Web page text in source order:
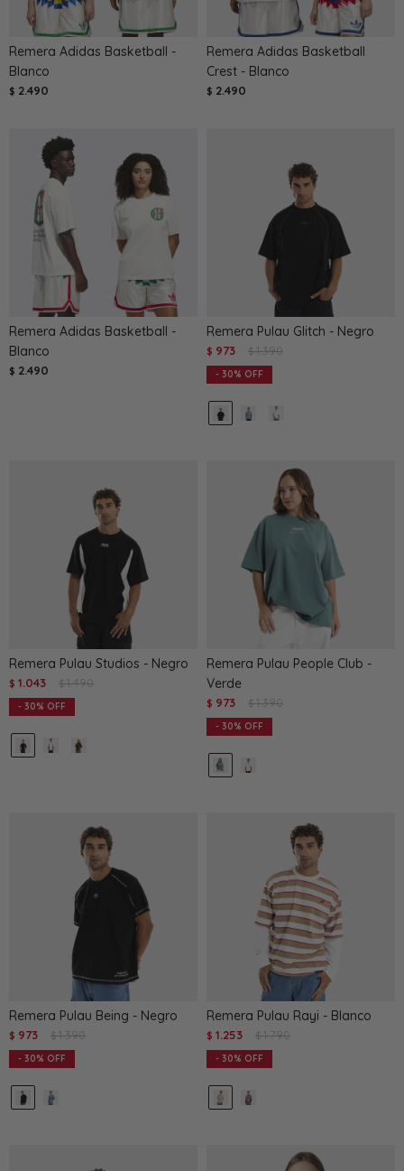
Remera Adidas Basketball -
Blanco
$ 2.490
Remera Adidas Basketball
Crest - Blanco
$ 2.490
Remera Adidas Basketball -
Blanco
$ 2.490
Remera Pulau Glitch - Negro
$ 973 $ 1.390
30
Remera Pulau Studios - Negro
$ 1.043 $ 1.490
30
Remera Pulau People Club -
Verde
$ 973 $ 1.390
30
Remera Pulau Being - Negro
$ 973 $ 1.390
30
Remera Pulau Rayi - Blanco
$ 1.253 $ 1.790
30